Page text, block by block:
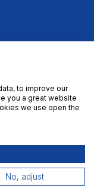
to improve our
you a great website
we use open the
No, adjust